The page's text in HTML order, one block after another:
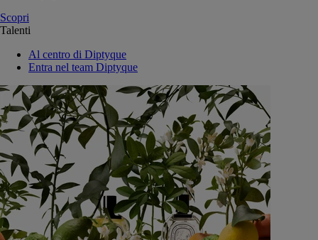
Scopri
Talenti
Al centro di Diptyque
Entra nel team Diptyque